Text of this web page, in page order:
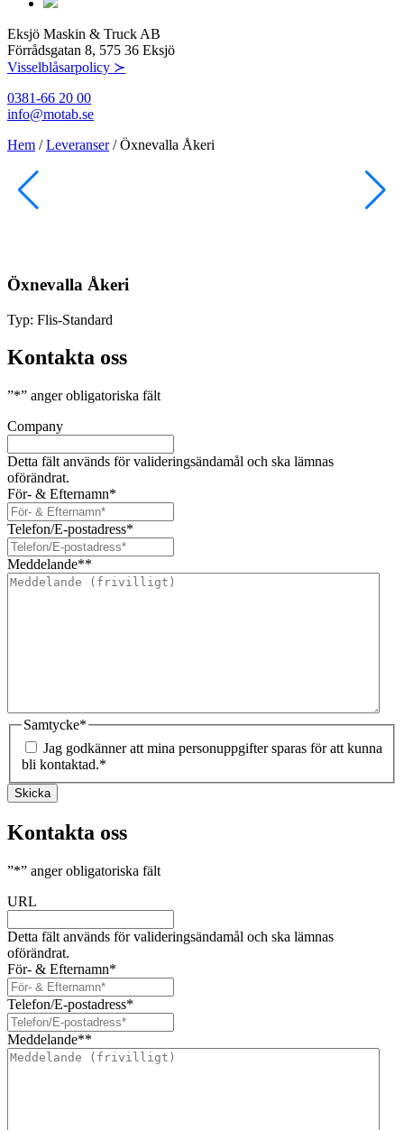
Eksjö Maskin & Truck AB
Förrådsgatan 8, 575 36 Eksjö
Visselblåsarpolicy ≻
0381-66 20 00
info@motab.se
Hem /Leveranser/Öxnevalla Åkeri
Öxnevalla Åkeri
Typ: Flis-Standard
Kontakta oss
”*” anger obligatoriska fält
Company
Detta fält används för valideringsändamål och ska lämnas
oförändrat.
För- & Efternamn*
Telefon/E-postadress*
Meddelande**
Samtycke*
Jag godkänner att mina personuppgifter sparas för att kunna
bli kontaktad.*
Skicka
Kontakta oss
”*” anger obligatoriska fält
URL
Detta fält används för valideringsändamål och ska lämnas
oförändrat.
För- & Efternamn*
Telefon/E-postadress*
Meddelande**